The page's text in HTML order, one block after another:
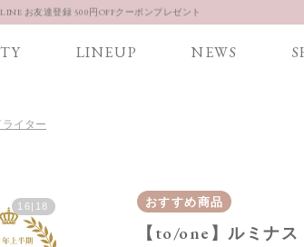
LINE お友達登録 500円OFFクーポンプレゼント
お得な定期購入コースはこちら
LINEUP NEWS
イター
16| 18 おすすめ商品
【to/one】ルミナ